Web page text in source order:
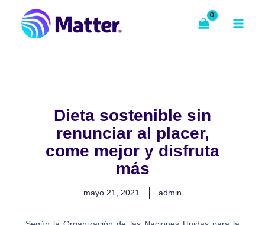
contenido
Dieta sostenible sin
renunciar al placer,
come mejor y disfruta
más
mayo 21, 2021 admin